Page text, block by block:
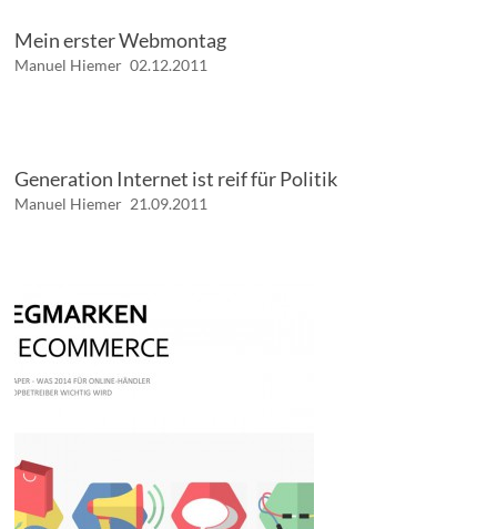
Mein erster Webmontag
Manuel Hiemer 02.12.2011
Generation Internet ist reif für Politik
Manuel Hiemer 21.09.2011